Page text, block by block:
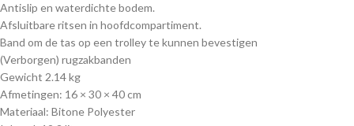
Antislip en waterdichte bodem.
Afsluitbare ritsen in hoofdcompartiment.
Band om de tas op een trolley te kunnen bevestigen
(Verborgen) rugzakbanden
Gewicht 2.14 kg
Afmetingen: 16 × 30 × 40 cm
Materiaal: Bitone Polyester